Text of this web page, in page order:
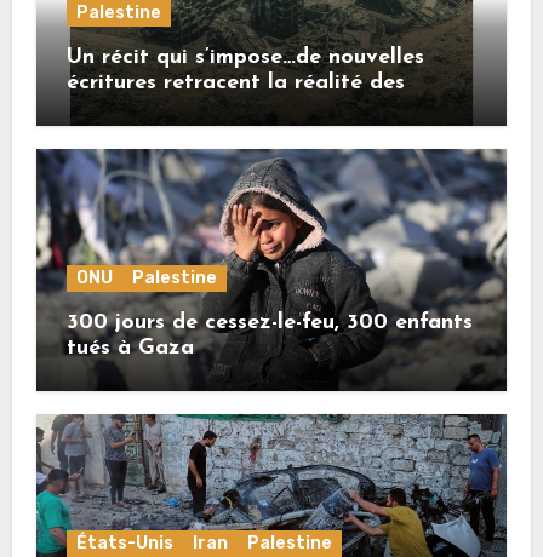
Palestine
Un récit qui s’impose…de nouvelles
écritures retracent la réalité des
crimes sionistes à Gaza
ONU Palestine
300 jours de cessez-le-feu, 300 enfants
tués à Gaza
États-Unis Iran Palestine